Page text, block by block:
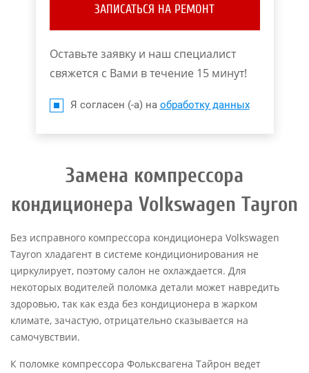
ЗАПИСАТЬСЯ НА РЕМОНТ
Оставьте заявку и наш специалист
свяжется с Вами в течение 15 минут!
Я согласен (-а) на обработку данных
Замена компрессора
кондиционера Volkswagen Tayron
Без исправного компрессора кондиционера Volkswagen
Tayron хладагент в системе кондиционирования не
циркулирует, поэтому салон не охлаждается. Для
некоторых водителей поломка детали может навредить
здоровью, так как езда без кондиционера в жарком
климате, зачастую, отрицательно сказывается на
самочувствии.
К поломке компрессора Фольксвагена Тайрон ведет